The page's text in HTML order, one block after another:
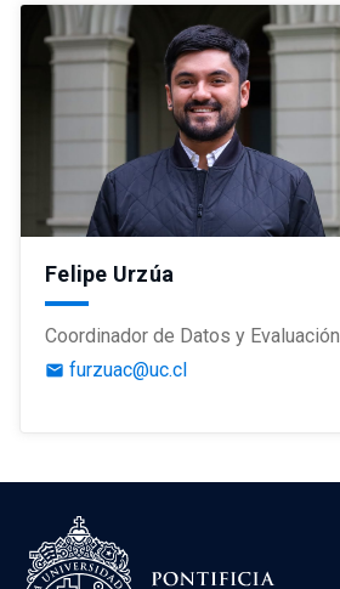
Felipe Urzúa
Coordinador de Datos y Evaluación
email furzuac@uc.cl